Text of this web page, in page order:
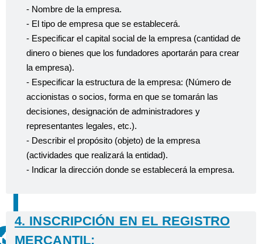
- Nombre de la empresa.
- El tipo de empresa que se establecerá.
- Especificar el capital social de la empresa (cantidad de
dinero o bienes que los fundadores aportarán para crear
la empresa).
- Especificar la estructura de la empresa: (Número de
accionistas o socios, forma en que se tomarán las
decisiones, designación de administradores y
representantes legales, etc.).
- Describir el propósito (objeto) de la empresa
(actividades que realizará la entidad).
- Indicar la dirección donde se establecerá la empresa.
4. INSCRIPCIÓN EN EL REGISTRO
MERCANTIL: